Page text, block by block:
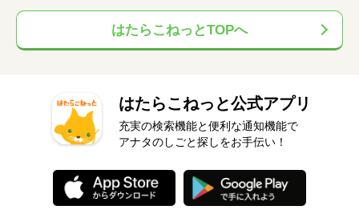
はたらこねっとTOPへ
はたらこねっと公式アプリ
充実の検索機能と便利な通知機能で
アナタのしごと探しをお手伝い！